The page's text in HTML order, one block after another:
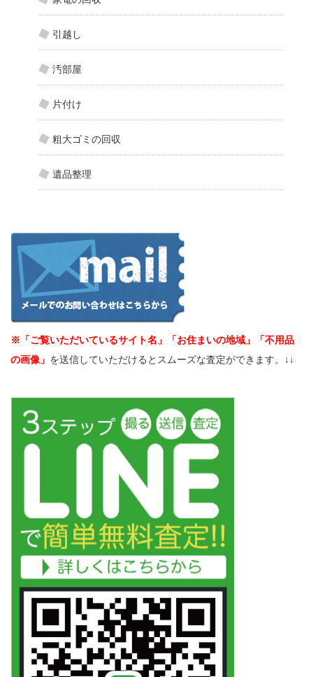
引越し
汚部屋
片付け
粗大ゴミの回収
遺品整理
※「ご覧いただいているサイト名」「お住まいの地域」「不用品
の画像」 を送信していただけるとスムーズな査定ができます。↓↓